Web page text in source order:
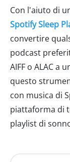
Con l'aiuto di
Spotify Sleep
convertire
podcast
AIFF o ALAC a
questo
con musica di
piattaforma di
playlist di